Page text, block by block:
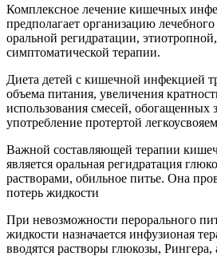
Комплексное лечение кишечных
предполагает организацию
оральной регидратации,
симптоматической терапии.
Диета детей с кишечной инфекцией
объема питания, увеличения
использования смесей,
употребление протертой
Важной составляющей терапии
является оральная регидратация
растворами, обильное питье. Она
потерь жидкости
При невозможности перорального
жидкости назначается инфузионая
вводятся растворы глюкозы, Рингера,